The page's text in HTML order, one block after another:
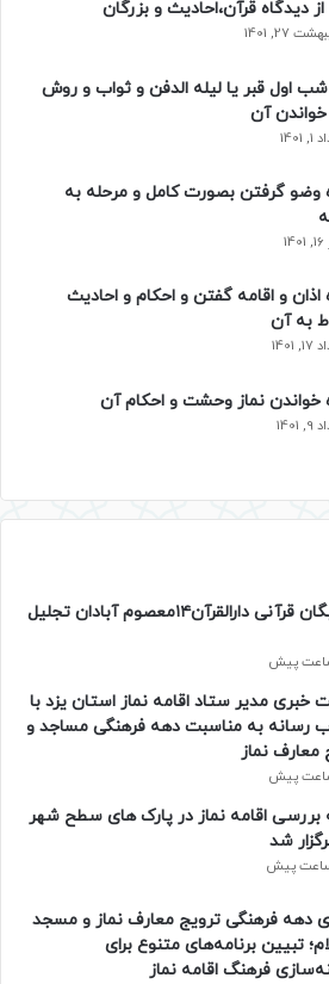
دیدگاه قرآن،احادیث و بزرگان
27, 1401
شب اول قبر یا لیله الدفن و ثواب و روش
آن
وضو گرفتن بصورت کامل و مرحله به
اذان و اقامه گفتن و احکام و احادیث
به آن
خواندن نماز وحشت و احکام آن
از نخبگان قرآنی دارالقرآن۱۴معصوم آبادان تجلیل
مدیر ستاد اقامه نماز استان یزد با
رسانه به مناسبت دهه فرهنگی مساجد و
معارف نماز
اقامه نماز در پارک های سطح شهر
شد
دهه فرهنگی ترویج معارف نماز و مسجد
تبیین برنامه‌های متنوع برای
فرهنگ اقامه نماز